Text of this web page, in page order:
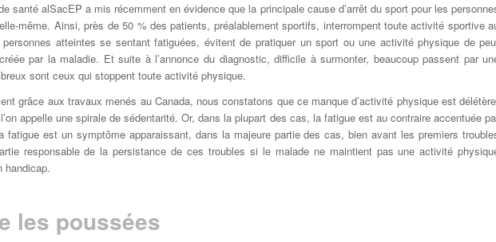
santé alSacEP a mis récemment en évidence que la principale cause d’arrêt du sport pour les
même. Ainsi, près de 50 % des patients, préalablement sportifs, interrompent toute activité sportive
atteintes se sentant fatiguées, évitent de pratiquer un sport ou une activité physique de
par la maladie. Et suite à l’annonce du diagnostic, difficile à surmonter, beaucoup passent par
sont ceux qui stoppent toute activité physique.
grâce aux travaux menés au Canada, nous constatons que ce manque d’activité physique est
appelle une spirale de sédentarité. Or, dans la plupart des cas, la fatigue est au contraire accentuée
fatigue est un symptôme apparaissant, dans la majeure partie des cas, bien avant les premiers
responsable de la persistance de ces troubles si le malade ne maintient pas une activité
handicap.
les poussées